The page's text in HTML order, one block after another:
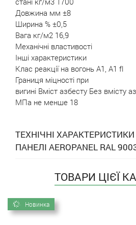
Довжина мм ±8
Ширина % ±0,5
Вага кг/м2 16,9
Механічні властивості
Інші характеристики
Клас реакції на вогонь А1, А1 fl
Границя міцності при
вигині Вміст азбесту Без вмісту
МПа не менше 18
ТЕХНІЧНІ
ПАНЕЛІ AEROPANEL RAL
ТОВАРИ ЦІЄЇ
Новинка